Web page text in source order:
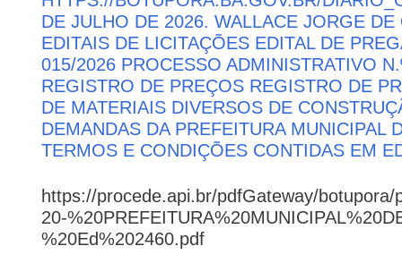
DE JULHO DE 2026. WALLACE JORGE
EDITAIS DE LICITAÇÕES EDITAL DE
015/2026 PROCESSO ADMINISTRATIVO
REGISTRO DE PREÇOS REGISTRO DE
DE MATERIAIS DIVERSOS DE
DEMANDAS DA PREFEITURA MUNICIPAL
TERMOS E CONDIÇÕES CONTIDAS EM
https://procede.api.br/pdfGateway/
20-
%20Ed%202460.pdf